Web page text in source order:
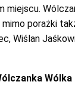
miejscu.
porażki
Wiślan
Wólka